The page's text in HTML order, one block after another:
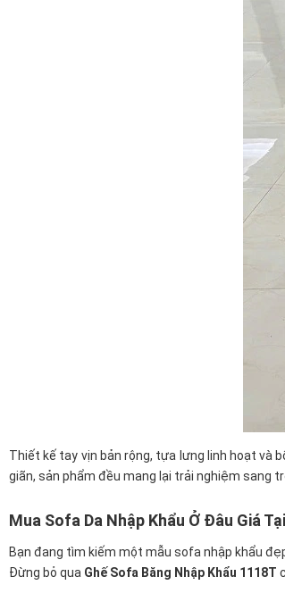
Thiết kế tay vịn bản rộng, tựa lưng linh hoạt và
giãn, sản phẩm đều mang lại trải nghiệm sang
Mua Sofa Da Nhập Khẩu Ở Đâu Giá
Bạn đang tìm kiếm một mẫu sofa nhập khẩu
Đừng bỏ qua Ghế Sofa Băng Nhập Khẩu 1118T